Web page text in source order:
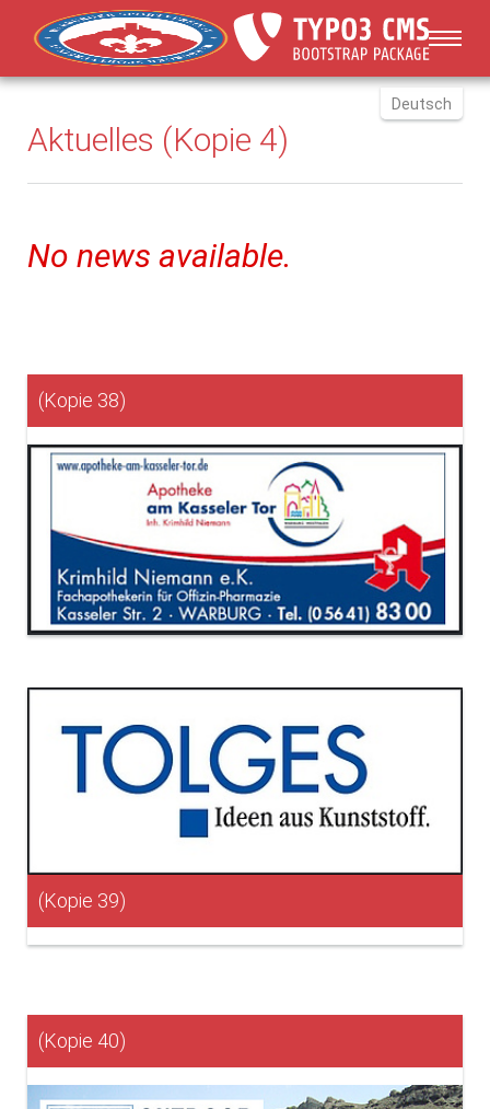
Skip to main content
Deutsch
You are here:
Aktuelles (Kopie 4)
No news available.
(Kopie 38)
(Kopie 39)
(Kopie 40)